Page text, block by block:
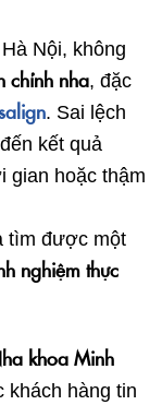
Nội, không
chỉnh nha, đặc
. Sai lệch
kết quả
gian hoặc thậm
tìm được một
nghiệm thực
khoa Minh
khách hàng tin